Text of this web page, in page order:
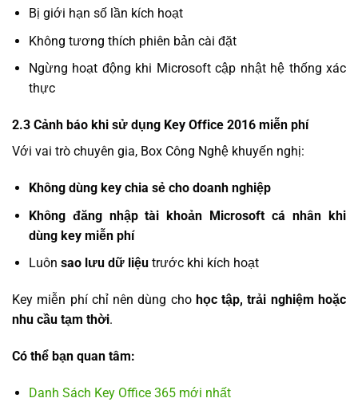
Bị giới hạn số lần kích hoạt
Không tương thích phiên bản cài đặt
Ngừng hoạt động khi Microsoft cập nhật hệ thống xác
thực
2.3 Cảnh báo khi sử dụng Key Office 2016 miễn phí
Với vai trò chuyên gia, Box Công Nghệ khuyến nghị:
Không dùng key chia sẻ cho doanh nghiệp
Không đăng nhập tài khoản Microsoft cá nhân khi
dùng key miễn phí
Luôn sao lưu dữ liệutrước khi kích hoạt
Key miễn phí chỉ nên dùng cho học tập, trải nghiệm hoặc
nhu cầu tạm thời.
Có thể bạn quan tâm:
Danh Sách Key Office 365 mới nhất